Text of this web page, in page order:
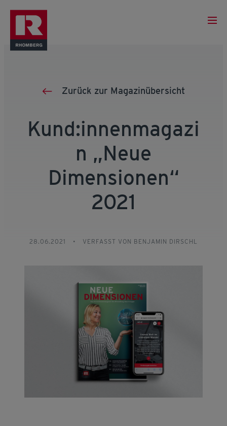
Zurück zur Magazinübersicht
Kund:innenmagazi
n „Neue
Dimensionen“
2021
28.06.2021 • VERFASST VON BENJAMIN DIRSCHL